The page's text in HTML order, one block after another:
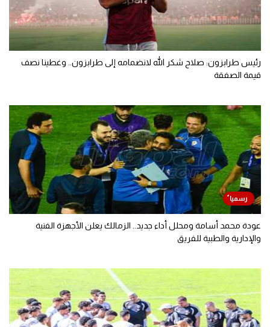
رئيس طرابزون: صلاح شكر الله لانضمامه إلى طرابزون.. وغطينا نصف
قيمة الصفقة
عودة محمد أسامة ومحلل أداء جديد.. الزمالك يعلن الأجهزة الفنية
والإدارية والطبية للفريق